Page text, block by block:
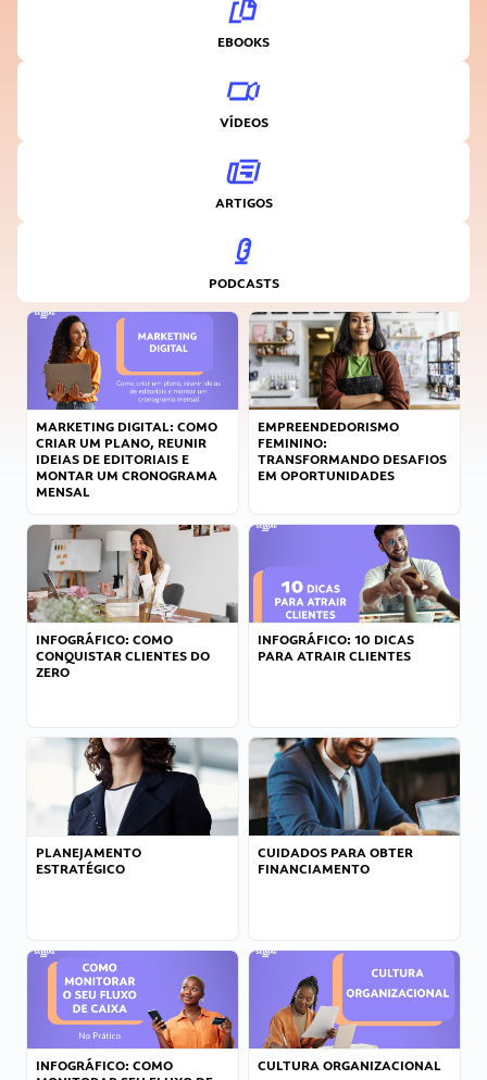
EBOOKS
VÍDEOS
ARTIGOS
PODCASTS
MARKETING DIGITAL: COMO
CRIAR UM PLANO, REUNIR
IDEIAS DE EDITORIAIS E
MONTAR UM CRONOGRAMA
MENSAL
EMPREENDEDORISMO
FEMININO:
TRANSFORMANDO DESAFIOS
EM OPORTUNIDADES
INFOGRÁFICO: COMO
CONQUISTAR CLIENTES DO
ZERO
INFOGRÁFICO: 10 DICAS
PARA ATRAIR CLIENTES
PLANEJAMENTO
ESTRATÉGICO
CUIDADOS PARA OBTER
FINANCIAMENTO
INFOGRÁFICO: COMO
CULTURA ORGANIZACIONAL